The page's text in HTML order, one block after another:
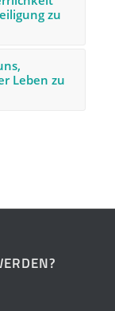
zu
Leben zu